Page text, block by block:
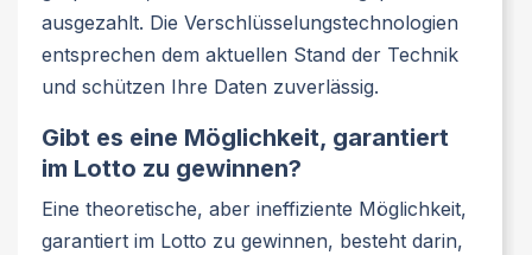
ausgezahlt. Die Verschlüsselungstechnologien
entsprechen dem aktuellen Stand der Technik
und schützen Ihre Daten zuverlässig.
Gibt es eine Möglichkeit, garantiert
im Lotto zu gewinnen?
Eine theoretische, aber ineffiziente Möglichkeit,
garantiert im Lotto zu gewinnen, besteht darin,